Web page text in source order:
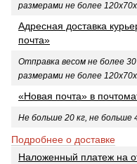
размерами не более
Адресная доставка
почта»
Отправка весом не более
размерами не более
«Новая почта» в
Не больше 20 кг, не больше
Подробнее о доставке
Наложенный платеж на